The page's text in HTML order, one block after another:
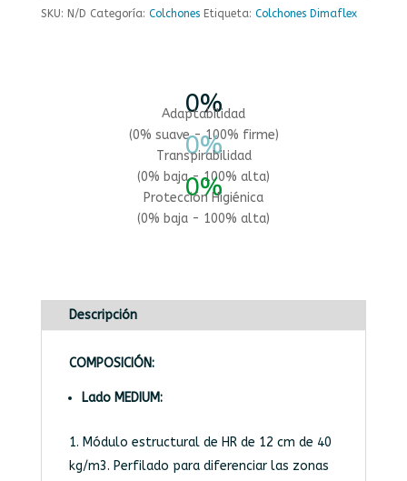
SKU: N/D Categoría: Colchones Etiqueta: Colchones Dimaflex
0%
Adaptabilidad
(0% suave - 100% firme)
0%
Transpirabilidad
(0% baja - 100% alta)
0%
Protección Higiénica
(0% baja - 100% alta)
Descripción
COMPOSICIÓN:
Lado MEDIUM:
Módulo estructural de HR de 12 cm de 40
kg/m3. Perfilado para diferenciar las zonas